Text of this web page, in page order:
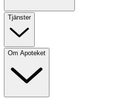
Tjänster
Om Apoteket